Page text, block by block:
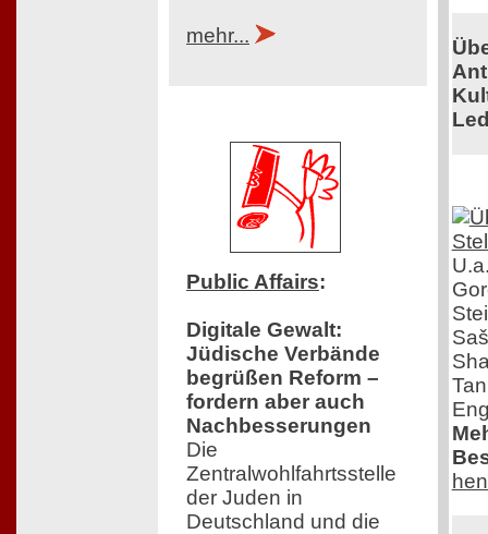
mehr...
Public Affairs:
Digitale Gewalt:
Jüdische Verbände
begrüßen Reform –
fordern aber auch
Nachbesserungen
Die
Zentralwohlfahrtsstelle
der Juden in
Deutschland und die